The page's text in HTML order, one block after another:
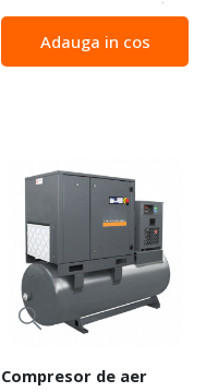
Rezervor 500 Litri - WLT din
aer Date tehnice
Capacitatea rezervorului
Adauga in cos
Compresor de aer